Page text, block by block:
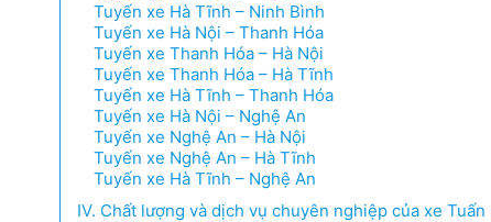
Tuyến xe Hà Tĩnh – Ninh Bình
Tuyến xe Hà Nội – Thanh Hóa
Tuyến xe Thanh Hóa – Hà Nội
Tuyến xe Thanh Hóa – Hà Tĩnh
Tuyến xe Hà Tĩnh – Thanh Hóa
Tuyến xe Hà Nội – Nghệ An
Tuyến xe Nghệ An – Hà Nội
Tuyến xe Nghệ An – Hà Tĩnh
Tuyến xe Hà Tĩnh – Nghệ An
IV. Chất lượng và dịch vụ chuyên nghiệp của xe Tuấn